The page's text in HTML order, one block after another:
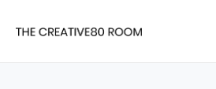
atla